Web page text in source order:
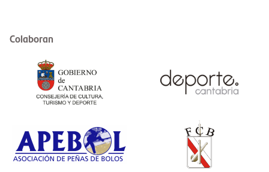
Colaboran